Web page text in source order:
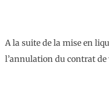
A la suite de la mise en
l’annulation du contrat de